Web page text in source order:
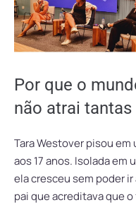
Por que o
não atrai tantas
Tara Westover pisou em
aos 17 anos. Isolada em
ela cresceu sem poder
pai que acreditava que